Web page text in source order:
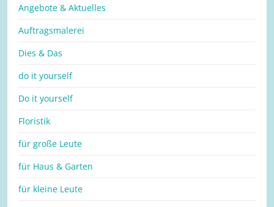
Angebote & Aktuelles
Auftragsmalerei
Dies & Das
do it yourself
Do it yourself
Floristik
für große Leute
für Haus & Garten
für kleine Leute